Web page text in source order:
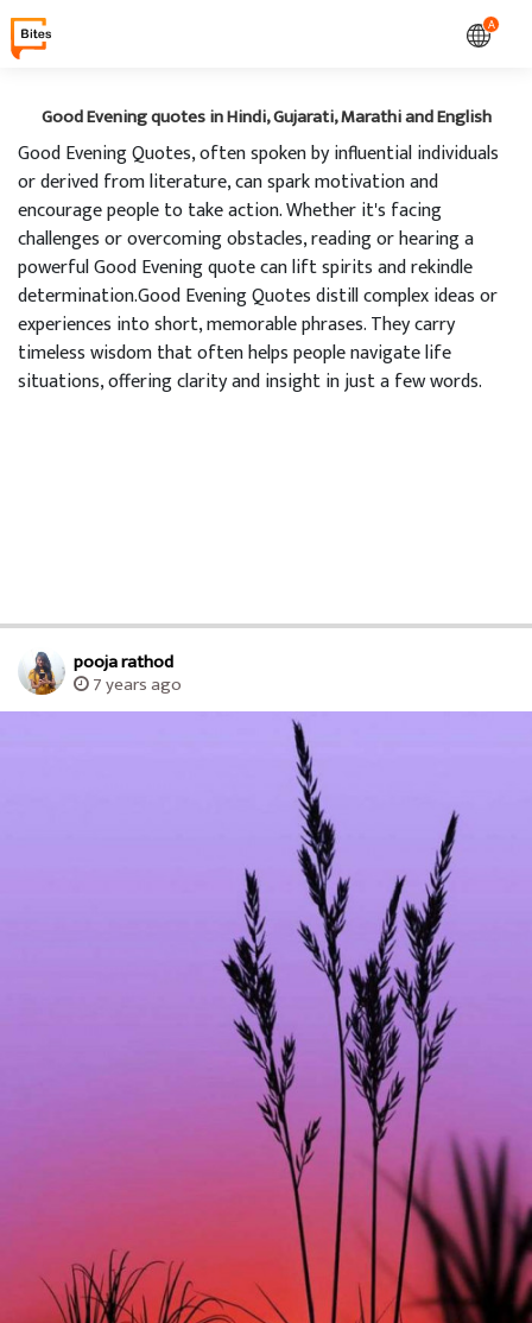
A
Good Evening quotes in Hindi, Gujarati, Marathi and English
Good Evening Quotes, often spoken by influential individuals
or derived from literature, can spark motivation and
encourage people to take action. Whether it's facing
challenges or overcoming obstacles, reading or hearing a
powerful Good Evening quote can lift spirits and rekindle
determination.Good Evening Quotes distill complex ideas or
experiences into short, memorable phrases. They carry
timeless wisdom that often helps people navigate life
situations, offering clarity and insight in just a few words.
pooja rathod
7 years ago